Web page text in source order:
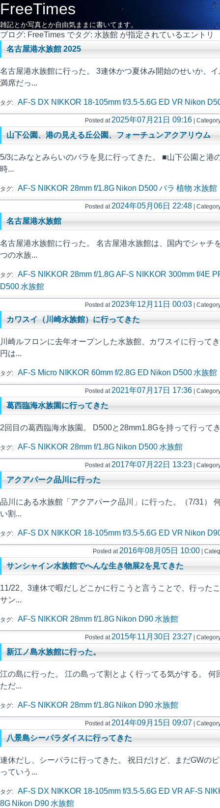
FreeTimes
雑記とか写真とか自由気ままに書いてます。
ブログ: FreeTimes でタグ: 水族館 が指定されているエントリ
名古屋港水族館 2025
名古屋港水族館に行った。 3連休かつ夏休み開始のせいか、
満席だっ...
タグ: AF-S DX NIKKOR 18-105mm f/3.5-5.6G ED VR Nikon
Posted at 2025年07月21日 09:16 |
山下公園、港の見える丘公園、フォーチュンアクアリウム
5/3にみなとみらいのバラを見に行ってきた。 ■山下公園と港
時...
タグ: AF-S NIKKOR 28mm f/1.8G Nikon D500バラ 植物 水族館
Posted at 2024年05月06日 22:48 |
名古屋港水族館
名古屋港水族館に行った。 名古屋港水族館は、国内でシャチ
つの水族...
タグ: AF-S NIKKOR 28mm f/1.8GAF-S NIKKOR 300mm f/4E
D500 水族館
Posted at 2023年12月11日 00:03 |
カワスイ（川崎水族館）に行ってきた
川崎ルフロンに去年オープンした水族館、カワスイに行って
円は...
タグ: AF-S Micro NIKKOR 60mm f/2.8G ED Nikon D500 水族館
Posted at 2021年07月17日 17:36 |
葛西臨海水族園に行ってきた
2回目の葛西臨海水族園。 D500と28mm1.8Gを持って行って
タグ: AF-S NIKKOR 28mm f/1.8G Nikon D500 水族館
Posted at 2017年07月22日 13:23 |
アクアパーク品川に行った
品川にある水族館「アクアパーク品川」に行った。（7/31）
い割...
タグ: AF-S DX NIKKOR 18-105mm f/3.5-5.6G ED VR Nikon
Posted at 2016年08月05日 10:00 |
サンシャイン水族館でへんな生き物展2を見てきた
11/22、3連休で暇だしどこかに行こうと言うことで、行った
サン...
タグ: AF-S NIKKOR 28mm f/1.8G Nikon D90 水族館
Posted at 2015年11月30日 23:27 |
新江ノ島水族館に行った。
江の島に行った。 江の島って割とよく行ってる気がする。 何
ただ...
タグ: AF-S NIKKOR 28mm f/1.8G Nikon D90 水族館
Posted at 2014年09月15日 09:07 |
八景島シーパラダイスに行ってきた
連休だし、シーパラに行ってきた。 祝日だけど、まだGWの
っていう...
タグ: AF-S DX NIKKOR 18-105mm f/3.5-5.6G ED VR AF-S
8G Nikon D90 水族館